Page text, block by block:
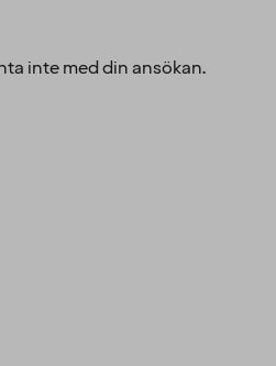
inte med din ansökan.